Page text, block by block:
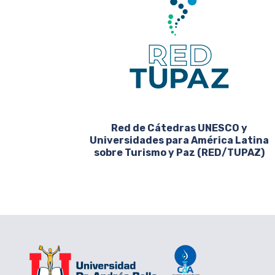
Red de Cátedras UNESCO y
Universidades para América Latina
sobre Turismo y Paz (RED/TUPAZ)